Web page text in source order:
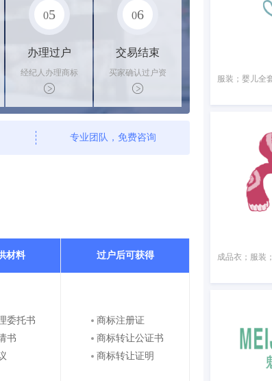
05
办理过户
经纪人办理商标
转让手续，交付
相关证书
06
交易结束
买家确认过户资
料后，平台解冻
资金支付卖家
专业团队，免费咨询
材料 过户后可获得
委托书
书
商标注册证
商标转让公证书
商标转让证明